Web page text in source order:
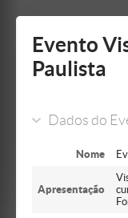
barra
Evento
Paulista
Dados do
Nome
Apresentação